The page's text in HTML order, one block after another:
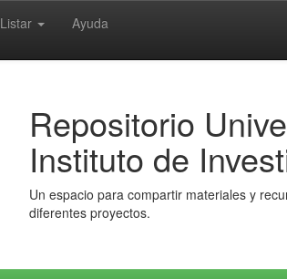
Listar Ayuda
Repositorio
Instituto de
Un espacio para compartir materiales y
diferentes proyectos.